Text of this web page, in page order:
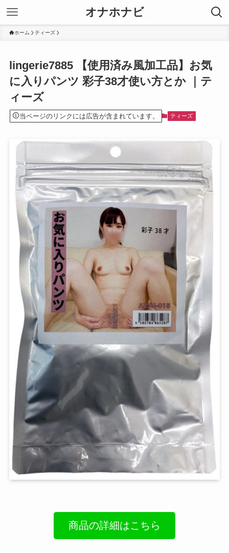
オナホナビ
ホーム ティーズ
lingerie7885 【使用済み風加工品】お気
に入りパンツ 彩子38才使い方とか ｜テ
ィーズ
当ページのリンクには広告が含まれています。 ティーズ
商品の詳細はこちら